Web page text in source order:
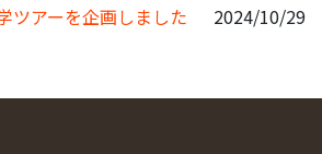
ツアーを企画しました
2024/10/29